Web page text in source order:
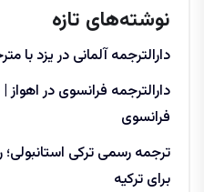
نوشته‌های تازه
دارالترجمه آلمانی در یزد با
دارالترجمه فرانسوی در
فرانسوی
ترجمه رسمی ترکی
برای ترکیه